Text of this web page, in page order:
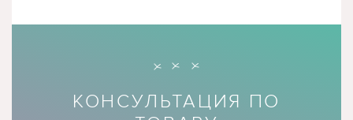
КОНСУЛЬТАЦИЯ ПО